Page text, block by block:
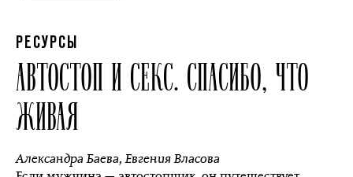
РЕСУРСЫ
АВТОСТОП И СЕКС. СПАСИБО, ЧТО
ЖИВАЯ
Александра Баева,Евгения Власова